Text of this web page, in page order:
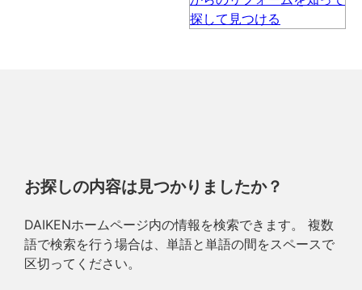
お探しの内容は見つかりましたか？
DAIKENホームページ内の情報を検索できます。 複数
語で検索を行う場合は、単語と単語の間をスペースで
区切ってください。